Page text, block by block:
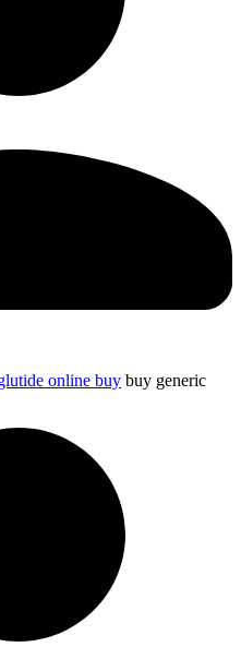
online buy buy generic